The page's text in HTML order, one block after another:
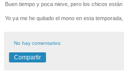
Buen tiempo y poca nieve, pero los chicos
Yo ya me he quitado el mono en esta
No hay comentarios:
Compartir